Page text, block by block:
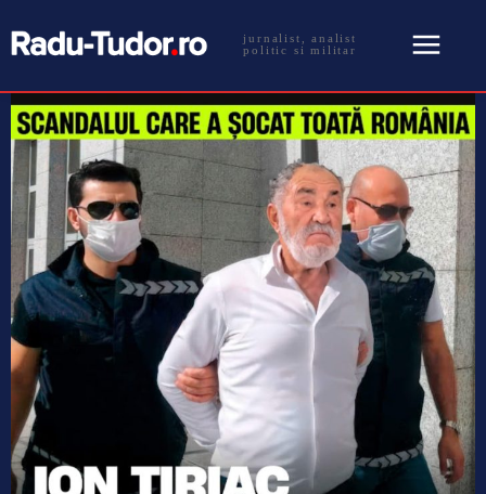
jurnalist, analist
politic si militar